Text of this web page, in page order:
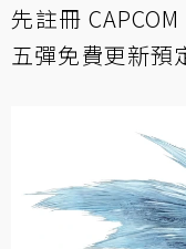
先註冊 CAPCOM
五彈免費更新預